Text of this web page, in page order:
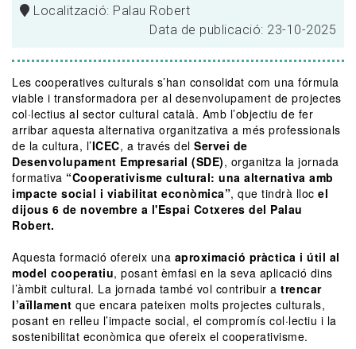
Localització: Palau Robert
Data de publicació: 23-10-2025
Les cooperatives culturals s’han consolidat com una fórmula
viable i transformadora per al desenvolupament de projectes
col·lectius al sector cultural català. Amb l’objectiu de fer
arribar aquesta alternativa organitzativa a més professionals
de la cultura, l’ICEC, a través del Servei de
Desenvolupament Empresarial (SDE), organitza la jornada
formativa “Cooperativisme cultural: una alternativa amb
impacte social i viabilitat econòmica”, que tindrà lloc el
dijous 6 de novembre a l'Espai Cotxeres del Palau
Robert.
Aquesta formació ofereix una aproximació pràctica i útil al
model cooperatiu, posant èmfasi en la seva aplicació dins
l’àmbit cultural. La jornada també vol contribuir a trencar
l’aïllament que encara pateixen molts projectes culturals,
posant en relleu l’impacte social, el compromís col·lectiu i la
sostenibilitat econòmica que ofereix el cooperativisme.